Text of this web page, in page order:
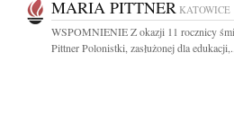
MARIA PITTNER KATOWICE
WSPOMNIENIE Z okazji 11 rocznicy
Pittner Polonistki, zasłużonej dla